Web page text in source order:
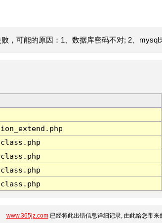
，可能的原因：1、数据库密码不对; 2、mysql
www.365jz.com已经将此出错信息详细记录, 由此给您带来